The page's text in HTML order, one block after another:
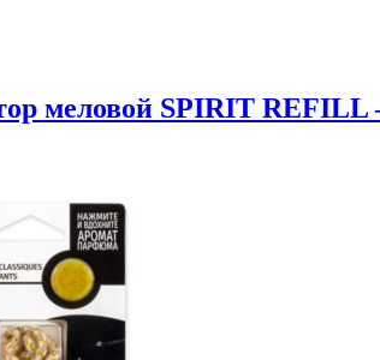
меловой SPIRIT